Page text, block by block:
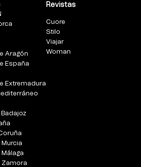
Aragón
España
Extremadura
Badajoz
Murcia
Zamora
Revistas
Cuore
Stilo
Viajar
Woman